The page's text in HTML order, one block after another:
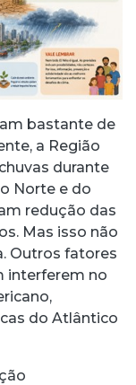
bastante de
a Região
durante
Norte e do
redução das
Mas isso não
Outros fatores
interferem no
do Atlântico